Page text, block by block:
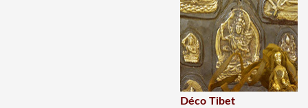
Déco Tibet